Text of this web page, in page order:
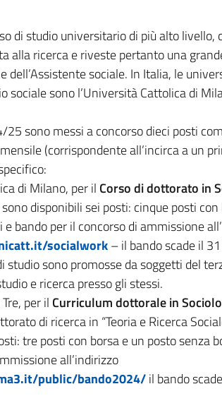
di studio universitario di più alto livello,
alla ricerca e riveste pertanto una
dell’Assistente sociale. In Italia, le
sociale sono l’Università Cattolica di
25 sono messi a concorso dieci posti
(corrispondente all’incirca a un
di Milano, per il Corso didottorato in
sono disponibili sei posti: cinque posti
bando per il concorso di ammissione
socialwork– il bando scade il
studio sono promosse da soggetti del
e ricerca presso gli stessi.
per il Curriculum dottorale in
di ricerca in “Teoria e Ricerca
tre posti con borsa e un posto senza
all’indirizzo
public/bando2024/il bando